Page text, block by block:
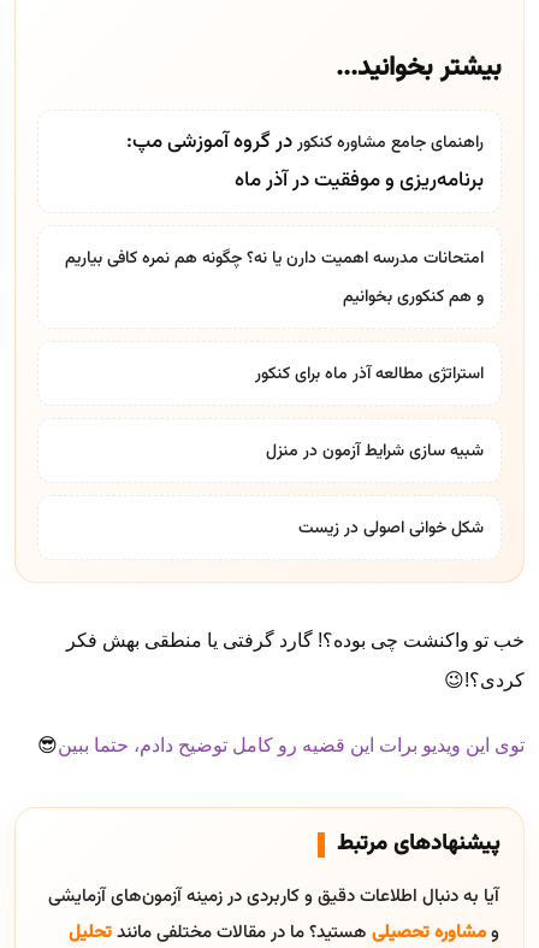
بیشتر بخوانید...
راهنمای جامع مشاوره کنکوردر گروه آموزشی مپ:
برنامه‌ریزی و موفقیت در آذر ماه
امتحانات مدرسه اهمیت دارن یا نه؟ چگونه هم نمره کافی بیاریم
و هم کنکوری بخوانیم
استراتژی مطالعه آذر ماه برای کنکور
شبیه سازی شرایط آزمون در منزل
شکل خوانی اصولی در زیست
خب تو واکنشت چی بوده؟! گارد گرفتی یا منطقی بهش فکر
کردی؟!😉
توی این ویدیو برات این قضیه رو کامل توضیح دادم، حتما ببین😎
پیشنهادهای مرتبط
آیا به دنبال اطلاعات دقیق و کاربردی در زمینه آزمون‌های آزمایشی
ومشاوره تحصیلی هستید؟ ما در مقالات مختلفی مانندتحلیل